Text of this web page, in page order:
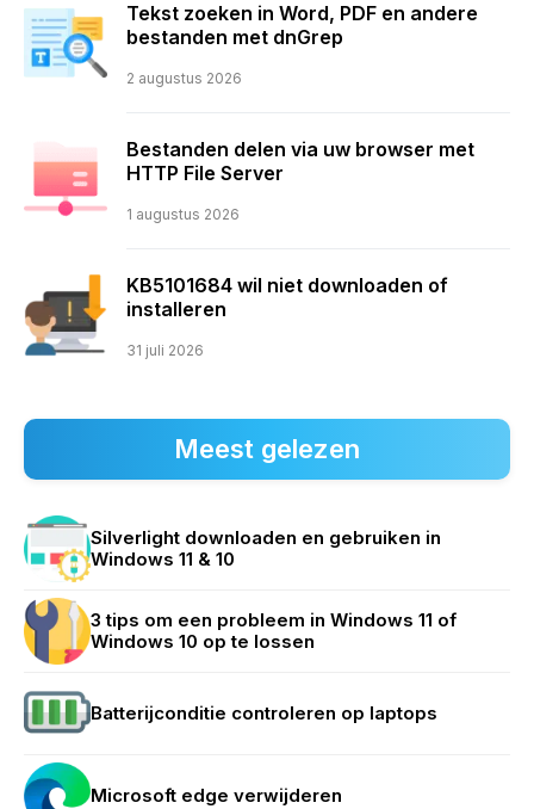
Tekst zoeken in Word, PDF en andere
bestanden met dnGrep
2 augustus 2026
Bestanden delen via uw browser met
HTTP File Server
1 augustus 2026
KB5101684 wil niet downloaden of
installeren
31 juli 2026
Meest gelezen
Silverlight downloaden en gebruiken in
Windows 11 & 10
3 tips om een probleem in Windows 11 of
Windows 10 op te lossen
Batterijconditie controleren op laptops
Microsoft edge verwijderen